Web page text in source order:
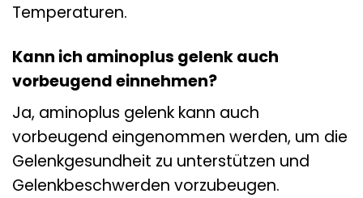
Temperaturen.
Kann ich aminoplus gelenk auch
vorbeugend einnehmen?
Ja, aminoplus gelenk kann auch
vorbeugend eingenommen werden, um die
Gelenkgesundheit zu unterstützen und
Gelenkbeschwerden vorzubeugen.